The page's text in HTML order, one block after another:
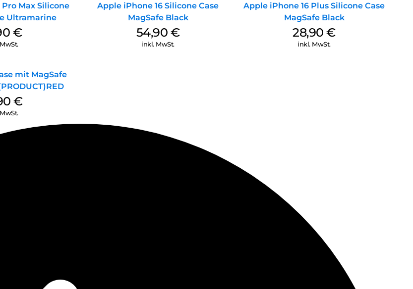
Max Silicone
Ultramarine
€
Apple iPhone 16 Silicone Case
MagSafe Black
54,90 €
inkl. MwSt.
Apple iPhone 16 Plus Silicone Case
MagSafe Black
28,90€
inkl. MwSt.
mit MagSafe
€